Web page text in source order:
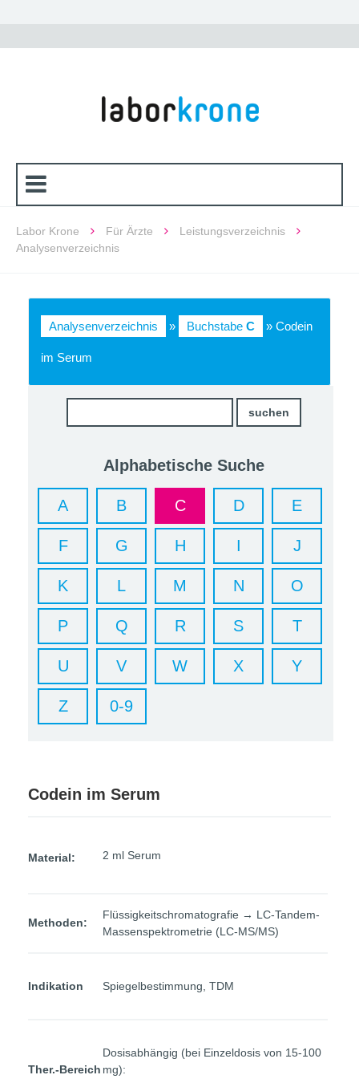
Labor Krone Für Ärzte
Leistungsverzeichnis
Analysenverzeichnis
Analysenverzeichnis » Buchstabe C » Codein
im Serum
Alphabetische Suche
A B C D E
F G H I J
K L M N O
P Q R S T
U V W X Y
Z 0-9
Codein im Serum
Material: 2 ml Serum
Methoden:
Flüssigkeitschromatografie → LC-Tandem-
Massenspektrometrie (LC-MS/MS)
Indikation Spiegelbestimmung, TDM
Ther.-Bereich
Dosisabhängig (bei Einzeldosis von 15-100
mg):